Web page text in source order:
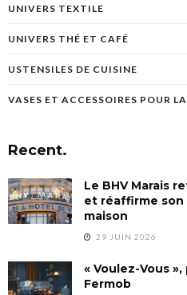
UNIVERS TEXTILE
UNIVERS THÉ ET CAFÉ
USTENSILES DE CUISINE
VASES ET ACCESSOIRES POUR
Recent.
Le BHV Marais
et réaffirme
maison
29 JUIN 2026
« Voulez-Vous
Fermob